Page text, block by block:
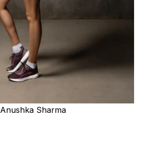
Anushka Sharma